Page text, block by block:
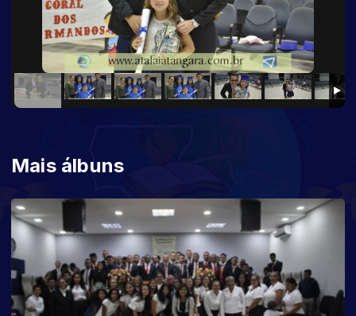
Mais álbuns